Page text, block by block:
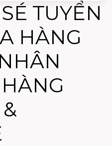
TUYỂN
HÀNG